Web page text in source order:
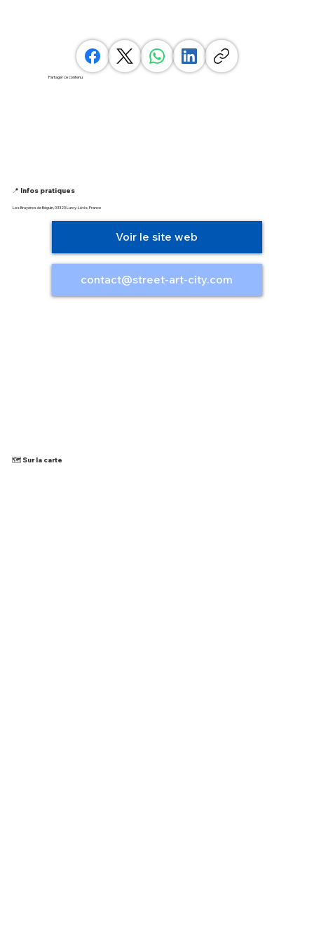
📍 Infos pratiques
Les Bruyères de Béguin, 03320 Lurcy-Lévis, France
Voir le site web
contact@street-art-city.com
Partager ce contenu
🗺️ Sur la carte